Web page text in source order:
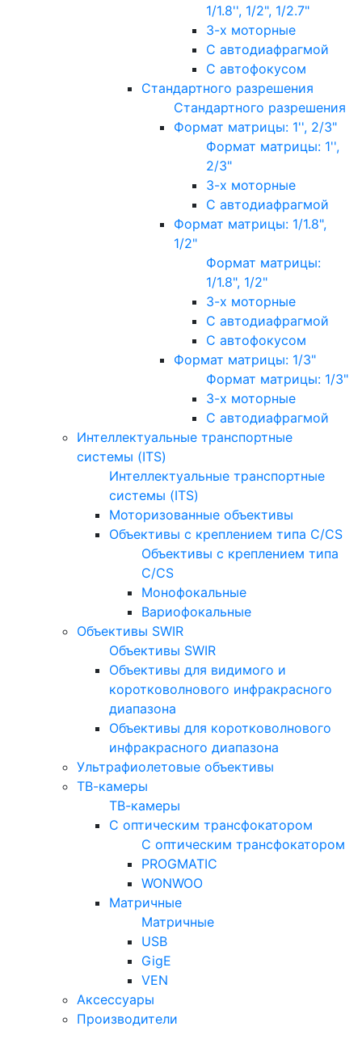
1/1.8'', 1/2", 1/2.7"
3-х моторные
С автодиафрагмой
С автофокусом
Стандартного разрешения
Стандартного разрешения
Формат матрицы: 1'', 2/3"
Формат матрицы: 1'',
2/3"
3-х моторные
С автодиафрагмой
Формат матрицы: 1/1.8",
1/2"
Формат матрицы:
1/1.8", 1/2"
3-х моторные
С автодиафрагмой
С автофокусом
Формат матрицы: 1/3"
Формат матрицы: 1/3"
3-х моторные
С автодиафрагмой
Интеллектуальные транспортные
системы (ITS)
Интеллектуальные транспортные
системы (ITS)
Моторизованные объективы
Объективы с креплением типа C/CS
Объективы с креплением типа
C/CS
Монофокальные
Вариофокальные
Объективы SWIR
Объективы SWIR
Объективы для видимого и
коротковолнового инфракрасного
диапазона
Объективы для коротковолнового
инфракрасного диапазона
Ультрафиолетовые объективы
ТВ-камеры
ТВ-камеры
С оптическим трансфокатором
С оптическим трансфокатором
PROGMATIC
WONWOO
Матричные
Матричные
USB
GigE
VEN
Аксессуары
Производители